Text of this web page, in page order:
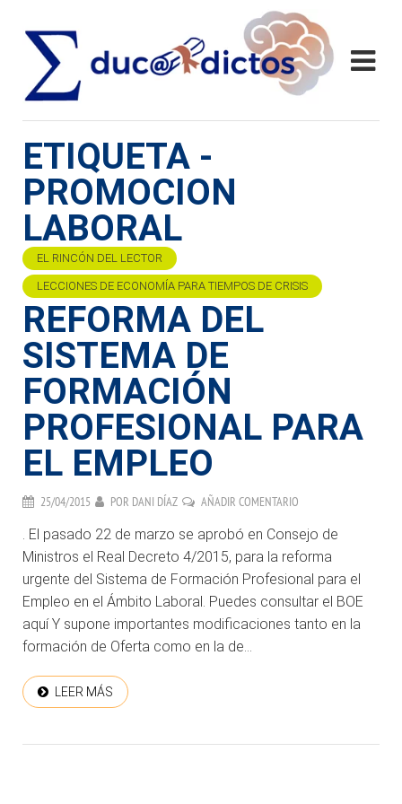
ETIQUETA -
PROMOCION
LABORAL
EL RINCÓN DEL LECTOR
LECCIONES DE ECONOMÍA PARA TIEMPOS DE CRISIS
REFORMA DEL
SISTEMA DE
FORMACIÓN
PROFESIONAL PARA
EL EMPLEO
25/04/2015 POR DANI DÍAZ AÑADIR COMENTARIO
. El pasado 22 de marzo se aprobó en Consejo de
Ministros el Real Decreto 4/2015, para la reforma
urgente del Sistema de Formación Profesional para el
Empleo en el Ámbito Laboral. Puedes consultar el BOE
aquí Y supone importantes modificaciones tanto en la
formación de Oferta como en la de...
LEER MÁS